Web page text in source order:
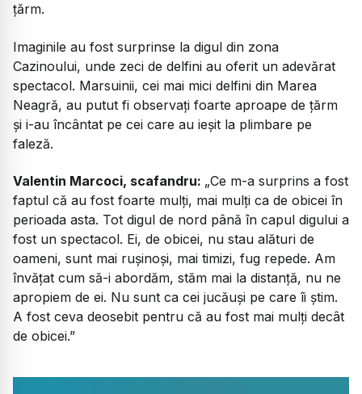
țărm.
Imaginile au fost surprinse la digul din zona
Cazinoului, unde zeci de delfini au oferit un adevărat
spectacol. Marsuinii, cei mai mici delfini din Marea
Neagră, au putut fi observați foarte aproape de țărm
și i-au încântat pe cei care au ieșit la plimbare pe
faleză.
Valentin Marcoci, scafandru: „Ce m-a surprins a fost
faptul că au fost foarte mulți, mai mulți ca de obicei în
perioada asta. Tot digul de nord până în capul digului a
fost un spectacol. Ei, de obicei, nu stau alături de
oameni, sunt mai rușinoși, mai timizi, fug repede. Am
învățat cum să-i abordăm, stăm mai la distanță, nu ne
apropiem de ei. Nu sunt ca cei jucăuși pe care îi știm.
A fost ceva deosebit pentru că au fost mai mulți decât
de obicei.”